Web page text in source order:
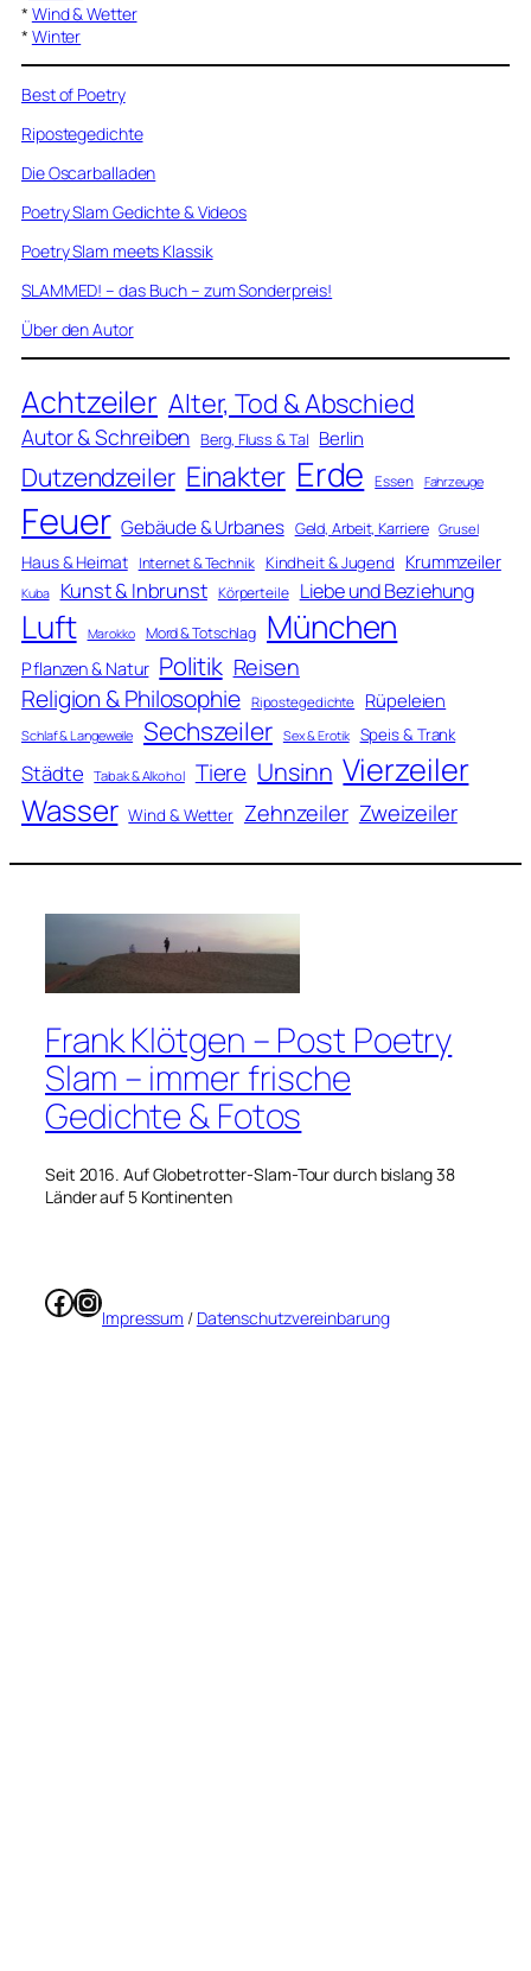
* Wind & Wetter
* Winter
Best of Poetry
Ripostegedichte
Die Oscarballaden
Poetry Slam Gedichte & Videos
Poetry Slam meets Klassik
SLAMMED! – das Buch – zum Sonderpreis!
Über den Autor
Achtzeiler Alter, Tod & Abschied
Autor & Schreiben Berg, Fluss & Tal Berlin
Dutzendzeiler Einakter Erde Essen Fahrzeuge
Feuer Gebäude & Urbanes Geld, Arbeit, Karriere Grusel
Haus & Heimat Internet & Technik Kindheit & Jugend Krummzeiler
Kuba Kunst & Inbrunst Körperteile Liebe und Beziehung
Luft Marokko Mord & Totschlag München
Pflanzen & Natur Politik Reisen
Religion & Philosophie Ripostegedichte Rüpeleien
Schlaf & Langeweile Sechszeiler Sex & Erotik Speis & Trank
Städte Tabak & Alkohol Tiere Unsinn Vierzeiler
Wasser Wind & Wetter Zehnzeiler Zweizeiler
Frank Klötgen – Post Poetry
Slam – immer frische
Gedichte & Fotos
Seit 2016. Auf Globetrotter-Slam-Tour durch bislang 38
Länder auf 5 Kontinenten
Facebook
Instagram
Impressum / Datenschutzvereinbarung